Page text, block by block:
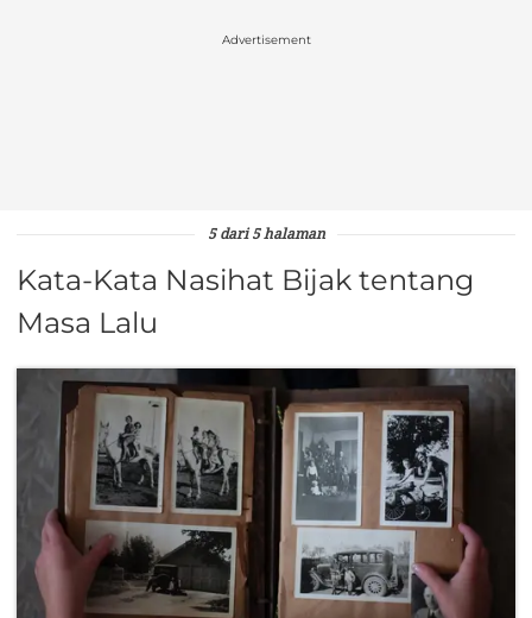
Advertisement
5 dari 5 halaman
Kata-Kata Nasihat Bijak tentang
Masa Lalu